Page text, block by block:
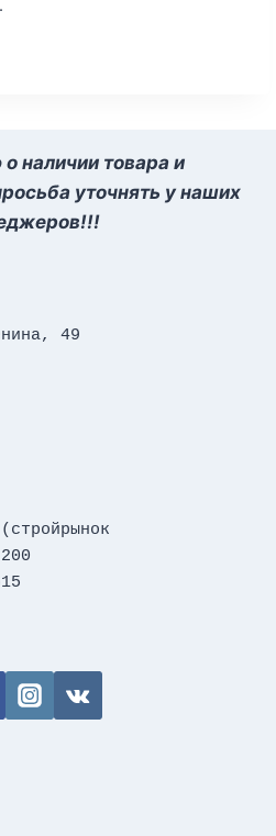
наличии товара и
уточнять у наших
49